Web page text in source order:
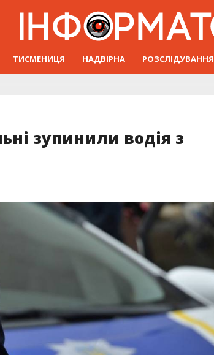
ТИСМЕНИЦЯ НАДВІРНА РОЗСЛІДУВАННЯ
зупинили водія з